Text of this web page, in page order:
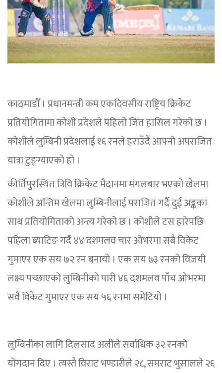
काठमाडौँ । प्रधानमन्त्री कप एकदिवसीय राष्ट्रिय क्रिकेट
प्रतियोगितामा कोशी प्रदेशले पहिलो जित हासिल गरेको छ ।
कोशीले लुम्बिनी प्रदेशलाई १६ रनले हराउँदै आफ्नो अपराजित
यात्रा टुङ्ग्याएको हो ।
कीर्तिपुरस्थित त्रिवि क्रिकेट मैदानमा मंगलबार भएको खेलमा
कोशीले अन्तिम खेलमा लुम्बिनीलाई पराजित गर्दै दुई अङ्कका
साथ प्रतियोगिताको अन्त्य गरेको छ । कोशीले टस हारेपछि
पहिला ब्याटिङ गर्दै ४४ दशमलव चार ओभरमा सबै विकेट
गुमाएर एक सय ७२ रन बनायो । एक सय ७३ रनको विजयी
लक्ष्य पच्छाएको लुम्बिनीको पारी ४६ दशमलव पाँच ओभरमा
सवै विकेट गुमाएर एक सय ५६ रनमा समेटियो ।
लुम्बिनीका लागि दिलसाद अलीले सर्वाधिक ३२ रनको
योगदान दिए । त्यस्तै विराट भण्डारीले २८, समराट भुसालले २६